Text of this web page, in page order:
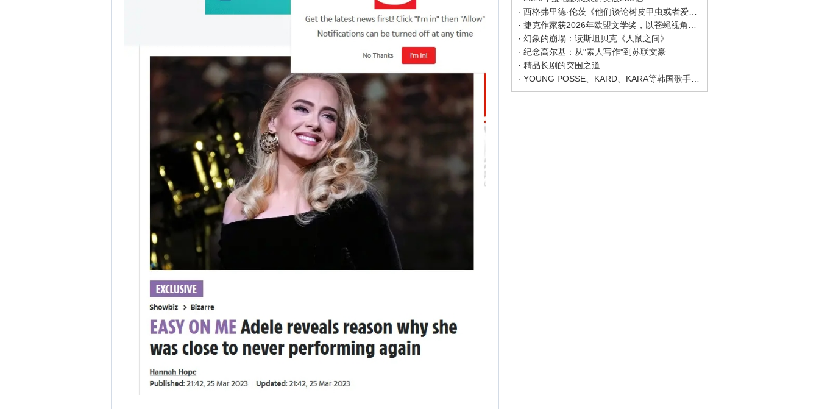
· 西格弗里德·伦茨《他们谈论树皮甲虫或者爱情》：请捍卫日常生活，千千万万次
· 幻象的崩塌：读斯坦贝克《人鼠之间》
· 纪念高尔基：从"素人写作"到苏联文豪
· 精品长剧的突围之道
· YOUNG POSSE、KARD、KARA等韩国歌手正版音源全面回归网易云音乐